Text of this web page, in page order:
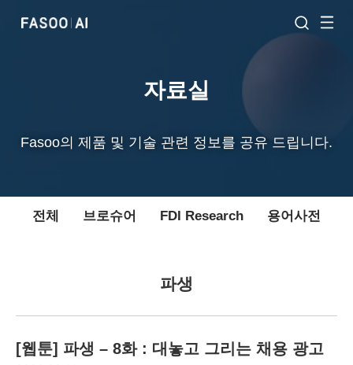
자료실
Fasoo의 제품 및 기술 관련 정보를 공유 드립니다.
전체 브로슈어 FDI Research 용어사전
파생
[웹툰] 파생 – 8화 : 대놓고 그리는 채용 광고